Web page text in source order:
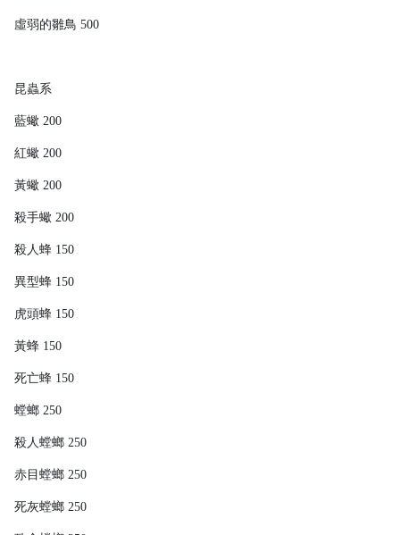
虛弱的雛鳥 500
昆蟲系
藍蠍 200
紅蠍 200
黃蠍 200
殺手蠍 200
殺人蜂 150
異型蜂 150
虎頭蜂 150
黃蜂 150
死亡蜂 150
螳螂 250
殺人螳螂 250
赤目螳螂 250
死灰螳螂 250